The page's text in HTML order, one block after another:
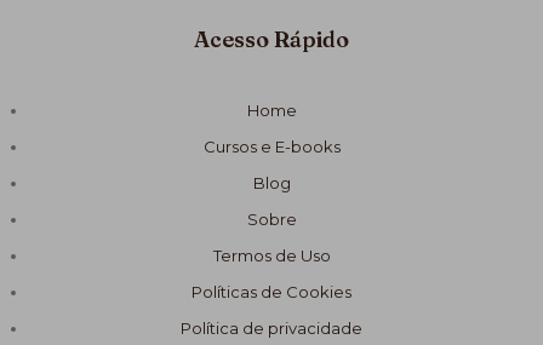
Acesso Rápido
Home
Cursos e E-books
Blog
Sobre
Termos de Uso
Políticas de Cookies
Política de privacidade